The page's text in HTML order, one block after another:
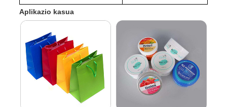
Aplikazio kasua